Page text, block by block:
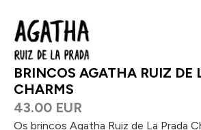
BRINCOS AGATHA RUIZ DE
CHARMS
43.00 EUR
Os brincos Agatha Ruiz de La Prada